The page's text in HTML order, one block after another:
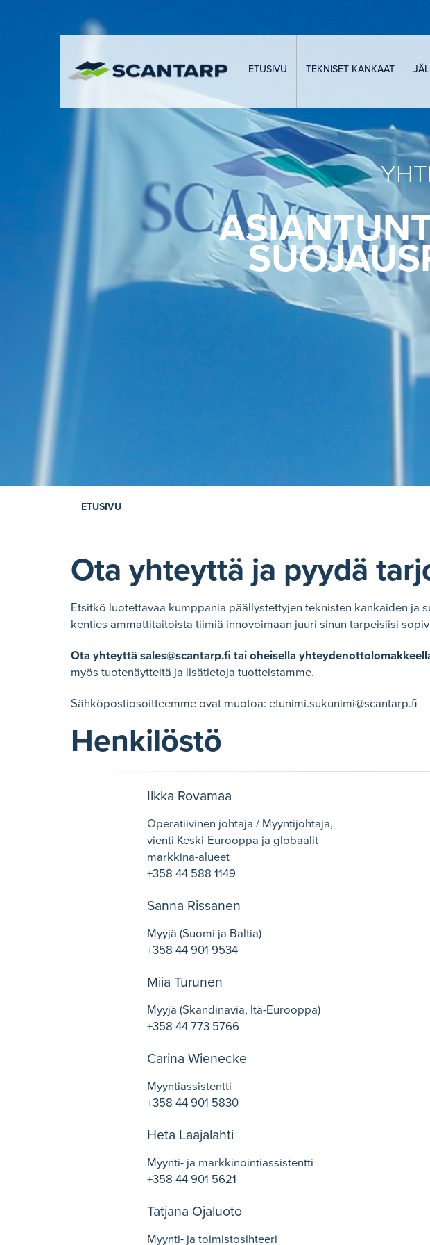
ETUSIVU TEKNISET KANKAAT
ETUSIVU
Ota yhteyttä ja pyydä
Etsitkö luotettavaa kumppania päällystettyjen teknisten kankaiden ja
kenties ammattitaitoista tiimiä innovoimaan juuri sinun tarpeisiisi
Ota yhteyttä sales@scantarp.fi tai oheisella
myös tuotenäytteitä ja lisätietoja tuotteistamme.
Sähköpostiosoitteemme ovat muotoa: etunimi.sukunimi@scantarp.fi
Henkilöstö
Ilkka Rovamaa
Operatiivinen johtaja / Myyntijohtaja,
vienti Keski-Eurooppa ja globaalit
markkina-alueet
+358 44 588 1149
Sanna Rissanen
Myyjä (Suomi ja Baltia)
+358 44 901 9534
Miia Turunen
Myyjä (Skandinavia, Itä-Eurooppa)
+358 44 773 5766
Carina Wienecke
Myyntiassistentti
+358 44 901 5830
Heta Laajalahti
Myynti- ja markkinointiassistentti
+358 44 901 5621
Tatjana Ojaluoto
Myynti- ja toimistosihteeri